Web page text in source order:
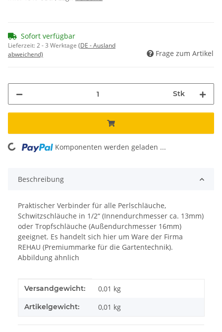
Sofort verfügbar
Lieferzeit:2 - 3 Werktage (DE - Ausland
abweichend)
Frage zum Artikel
Stk
Loading... Komponenten werden geladen ...
Beschreibung
Praktischer Verbinder für alle Perlschläuche,
Schwitzschläuche in 1/2“ (Innendurchmesser ca. 13mm)
oder Tropfschläuche (Außendurchmesser 16mm)
geeignet. Es handelt sich hier um Ware der Firma
REHAU (Premiummarke für die Gartentechnik).
Abbildung ähnlich
Produkteigenschaft
Wert
Versandgewicht: 0,01 kg
Artikelgewicht: 0,01 kg